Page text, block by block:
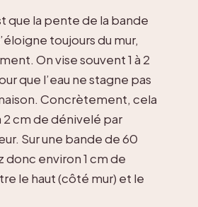
que la pente de la bande
toujours du mur,
On vise souvent 1 à 2
que l’eau ne stagne pas
Concrètement, cela
2 cm de dénivelé par
Sur une bande de 60
donc environ 1 cm de
le haut (côté mur) et le